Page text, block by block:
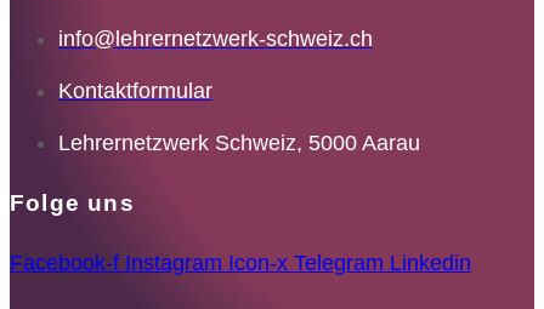
info@lehrernetzwerk-schweiz.ch
Kontaktformular
Lehrernetzwerk Schweiz, 5000 Aarau
Folge uns
Facebook-f Instagram Icon-x Telegram Linkedin